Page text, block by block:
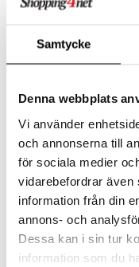
Samtycke
Denna webbplats
Vi använder
och annonserna till
för sociala medier
vidarebefordrar även
information från din
annons- och
Dessa kan i sin tur
information som du
Finnes i flere varianter
Waboba Gradient Moon
Blå/Grønn/Gul
kr 99